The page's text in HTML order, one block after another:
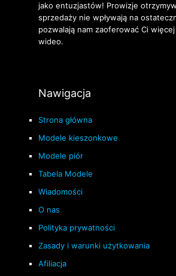
jako entuzjastów! Prowizje
sprzedaży nie wpływają na
pozwalają nam zaoferować Ci
wideo.
Nawigacja
Strona główna
Modele kieszonkowe
Modele piór
Tabela Modele
Wiadomości
O nas
Polityka prywatności
Zasady i warunki użytkowania
Afiliacja